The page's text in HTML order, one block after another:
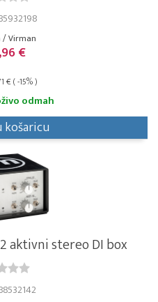
/ Virman
€
€ ( -15% )
odmah
košaricu
aktivni stereo DI box